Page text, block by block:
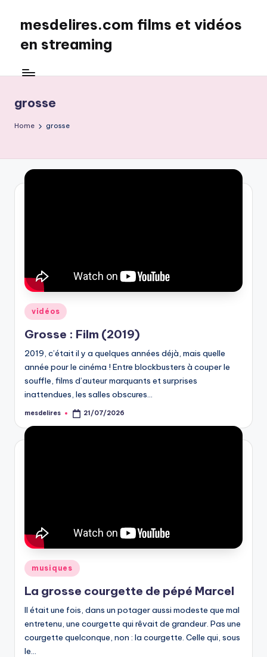
content
mesdelires.com films et vidéos
en streaming
:
et
complet
français
grosse
Home grosse
Posted
in
vidéos
Grosse : Film (2019)
2019, c’était il y a quelques années déjà, mais quelle
année pour le cinéma ! Entre blockbusters à couper le
souffle, films d’auteur marquants et surprises
inattendues, les salles obscures…
Posted
mesdelires 21/07/2026
Posted
in
musiques
La grosse courgette de pépé Marcel
Il était une fois, dans un potager aussi modeste que mal
entretenu, une courgette qui rêvait de grandeur. Pas une
courgette quelconque, non : la courgette. Celle qui, sous
le…